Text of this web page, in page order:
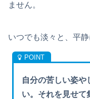
ません。
いつでも淡々と、平
自分の苦しい姿や
い。それを見せて